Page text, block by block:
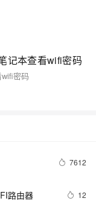
记本查看wifi密码
密码
7612
路由器 12